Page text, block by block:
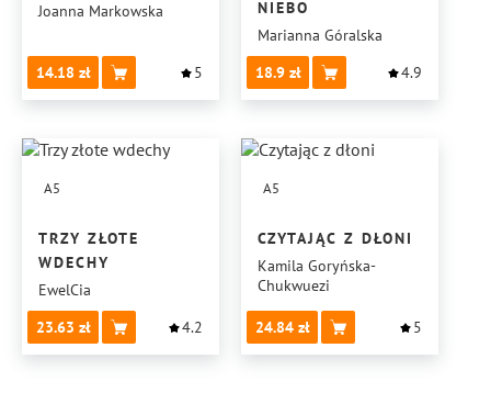
Joanna Markowska
14.18 5
NIEBO
Marianna Góralska
18.9
4.9
A5
TRZY ZŁOTE
WDECHY
EwelCia
23.63
4.2
A5
CZYTAJĄC Z DŁONI
Kamila Goryńska-
Chukwuezi
24.84 5